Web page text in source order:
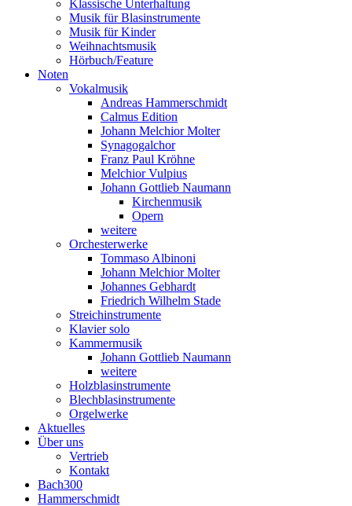
Klassische Unterhaltung
Musik für Blasinstrumente
Musik für Kinder
Weihnachtsmusik
Hörbuch/Feature
Noten
Vokalmusik
Andreas Hammerschmidt
Calmus Edition
Johann Melchior Molter
Synagogalchor
Franz Paul Kröhne
Melchior Vulpius
Johann Gottlieb Naumann
Kirchenmusik
Opern
weitere
Orchesterwerke
Tommaso Albinoni
Johann Melchior Molter
Johannes Gebhardt
Friedrich Wilhelm Stade
Streichinstrumente
Klavier solo
Kammermusik
Johann Gottlieb Naumann
weitere
Holzblasinstrumente
Blechblasinstrumente
Orgelwerke
Aktuelles
Über uns
Vertrieb
Kontakt
Bach300
Hammerschmidt